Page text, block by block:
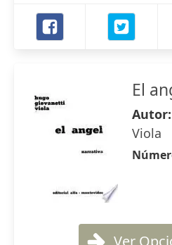
El
Autor:
Viola
Ver